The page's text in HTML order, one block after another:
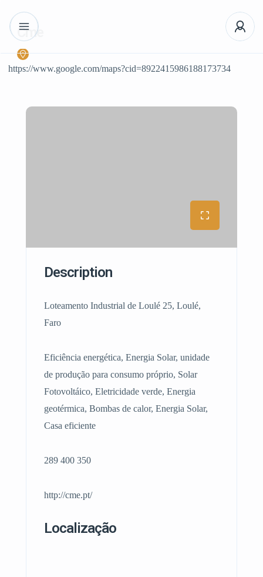
Cme
https://www.google.com/maps?cid=8922415986188173734
Description
Loteamento Industrial de Loulé 25, Loulé,
Faro
Eficiência energética, Energia Solar, unidade
de produção para consumo próprio, Solar
Fotovoltáico, Eletricidade verde, Energia
geotérmica, Bombas de calor, Energia Solar,
Casa eficiente
289 400 350
http://cme.pt/
Localização